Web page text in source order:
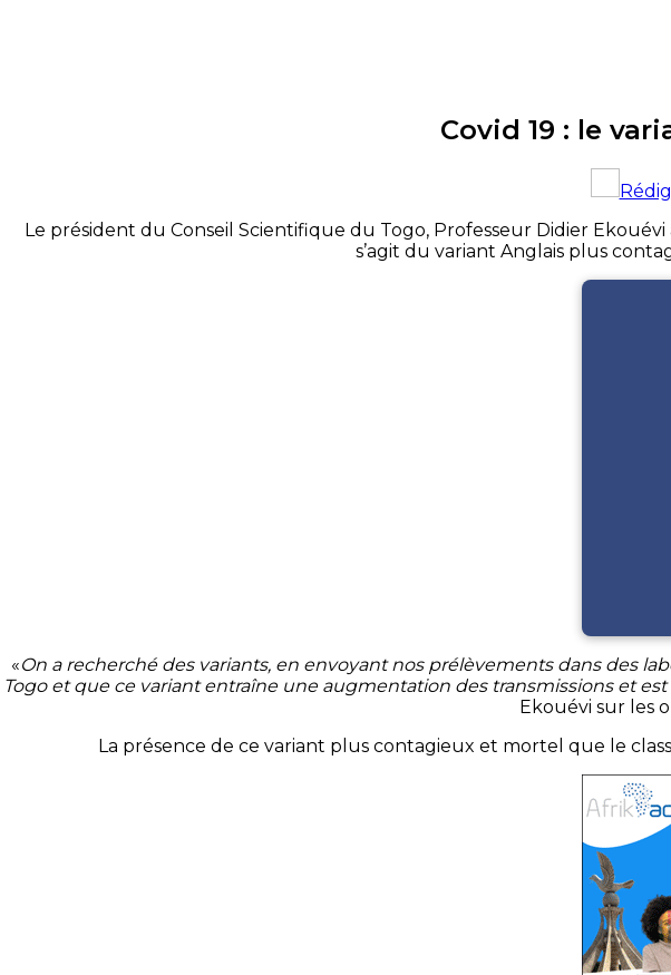
Covid 19 : le
Le président du Conseil Scientifique du Togo, Professeur Didier
s’agit du variant Anglais plus
«On a recherché des variants, en envoyant nos prélèvements dans des
Togo et que ce variant entraîne une augmentation des transmissions et
Ekouévi sur les
La présence de ce variant plus contagieux et mortel que le